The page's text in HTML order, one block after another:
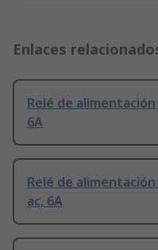
Enlaces
Relé de alimentación
6A
Relé de
ac, 6A